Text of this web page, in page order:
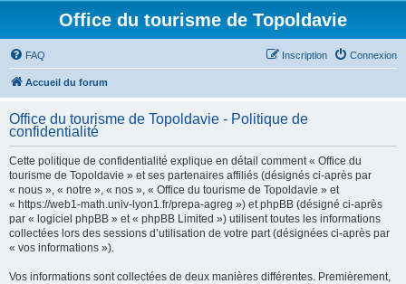
Office du tourisme de Topoldavie
FAQ Connexion
Inscription
Accueil du forum
Office du tourisme de Topoldavie - Politique de
confidentialité
Cette politique de confidentialité explique en détail comment « Office du
tourisme de Topoldavie » et ses partenaires affiliés (désignés ci-après par
« nous », « notre », « nos », « Office du tourisme de Topoldavie » et
« https://web1-math.univ-lyon1.fr/prepa-agreg ») et phpBB (désigné ci-après
par « logiciel phpBB » et « phpBB Limited ») utilisent toutes les informations
collectées lors des sessions d’utilisation de votre part (désignées ci-après par
« vos informations »).
Vos informations sont collectées de deux manières différentes. Premièrement,